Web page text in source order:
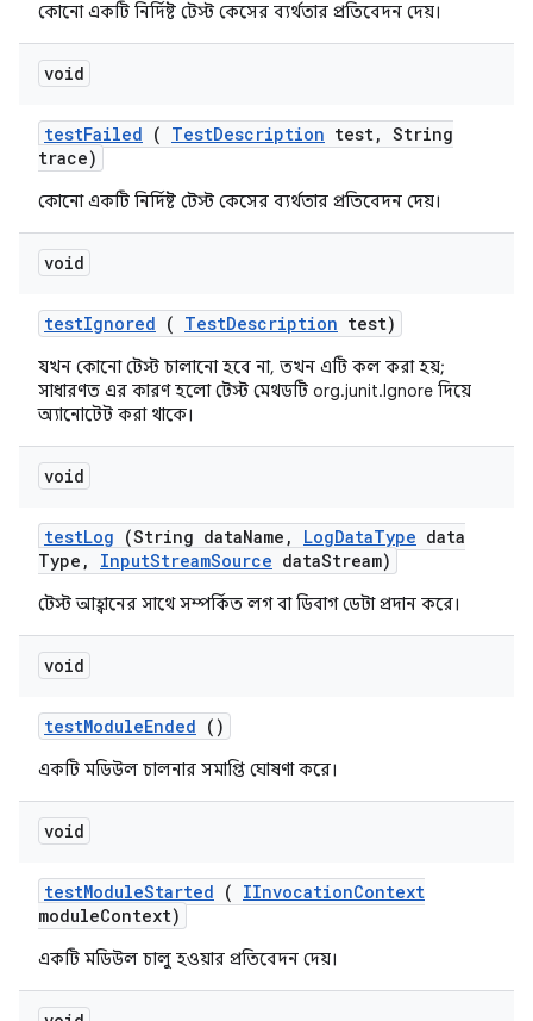
কোনো একটি নির্দিষ্ট টেস্ট কেসের ব্যর্থতার প্রতিবেদন দেয়।
void
testFailed ( TestDescription test, String
trace)
কোনো একটি নির্দিষ্ট টেস্ট কেসের ব্যর্থতার প্রতিবেদন দেয়।
void
testIgnored ( TestDescription test)
যখন কোনো টেস্ট চালানো হবে না, তখন এটি কল করা হয়;
সাধারণত এর কারণ হলো টেস্ট মেথডটি org.junit.Ignore দিয়ে
অ্যানোটেট করা থাকে।
void
testLog (String dataName , LogDataType data
Type , InputStreamSource dataStream)
টেস্ট আহ্বানের সাথে সম্পর্কিত লগ বা ডিবাগ ডেটা প্রদান করে।
void
testModuleEnded ()
একটি মডিউল চালনার সমাপ্তি ঘোষণা করে।
void
testModuleStarted ( IInvocationContext
moduleContext)
একটি মডিউল চালু হওয়ার প্রতিবেদন দেয়।